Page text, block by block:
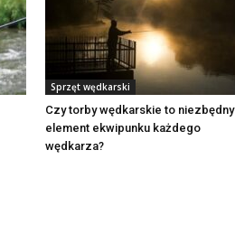
Sprzęt wędkarski
Czy torby wędkarskie to niezbędny
element ekwipunku każdego
wędkarza?